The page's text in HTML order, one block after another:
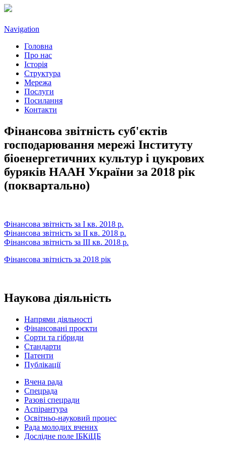
Navigation
Головна
Про нас
Історія
Структура
Мережа
Послуги
Посилання
Контакти
Фінансова звітність суб'єктів
господарювання мережі Інституту
біоенергетичних культур і цукрових
буряків НААН України за 2018 рік
(поквартально)
Фінансова звітність за І кв. 2018 р.
Фінансова звітність за ІІ кв. 2018 р.
Фінансова звітність за ІІІ кв. 2018 р.
Фінансова звітність за 2018 рік
Наукова діяльність
Напрями діяльності
Фінансовані проєкти
Сорти та гібриди
Стандарти
Патенти
Публікації
Вчена рада
Спецрада
Разові спецради
Аспірантура
Освітньо-науковий процес
Рада молодих вчених
Дослідне поле ІБКіЦБ